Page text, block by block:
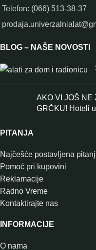
Telefon: (066) 513-38-37
BLOG – NAŠE NOVOSTI
AKO VI JOŠ NE
GRČKU! Hoteli
PITANJA
Najčešće postavljena
Pomoć pri kupovini
Reklamacije
Radno Vreme
Kontaktirajte nas
INFORMACIJE
O nama